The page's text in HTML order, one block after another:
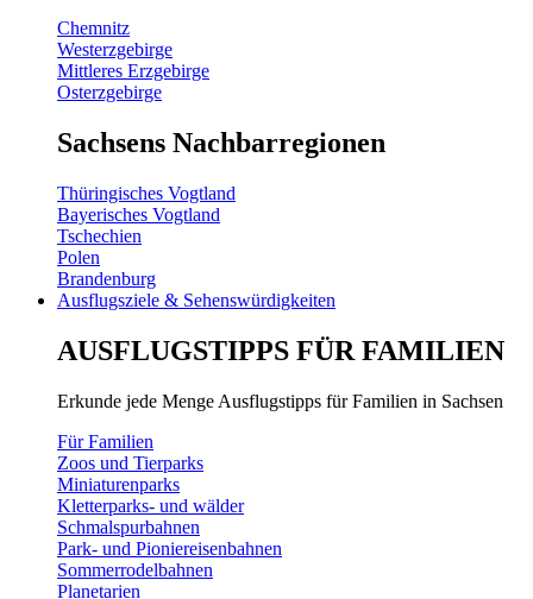
Chemnitz
Westerzgebirge
Mittleres Erzgebirge
Osterzgebirge
Sachsens Nachbarregionen
Thüringisches Vogtland
Bayerisches Vogtland
Tschechien
Polen
Brandenburg
Ausflugsziele & Sehenswürdigkeiten
AUSFLUGSTIPPS FÜR FAMILIEN
Erkunde jede Menge Ausflugstipps für Familien in Sachsen
Für Familien
Zoos und Tierparks
Miniaturenparks
Kletterparks- und wälder
Schmalspurbahnen
Park- und Pioniereisenbahnen
Sommerrodelbahnen
Planetarien